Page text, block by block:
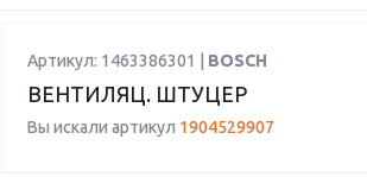
Артикул: 1463386301 | BOSCH
ВЕНТИЛЯЦ. ШТУЦЕР
Вы искали артикул 1904529907